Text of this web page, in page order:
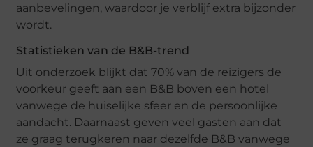
aanbevelingen, waardoor je verblijf extra bijzonder
wordt.
Statistieken van de B&B-trend
Uit onderzoek blijkt dat 70% van de reizigers de
voorkeur geeft aan een B&B boven een hotel
vanwege de huiselijke sfeer en de persoonlijke
aandacht. Daarnaast geven veel gasten aan dat
ze graag terugkeren naar dezelfde B&B vanwege